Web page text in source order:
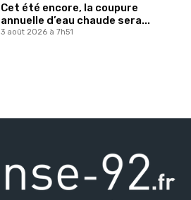
Cet été encore, la coupure
annuelle d’eau chaude sera...
3 août 2026 à 7h51